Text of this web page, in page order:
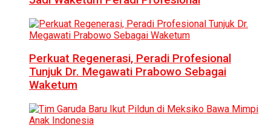
Perkuat Regenerasi, Peradi Profesional
Tunjuk Dr. Megawati Prabowo Sebagai
Waketum